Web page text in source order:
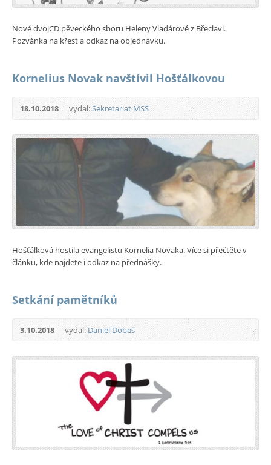
Nové dvojCD pěveckého sboru Heleny Vladárové z Břeclavi.
Pozvánka na křest a odkaz na objednávku.
Kornelius Novak navštívil Hošťálkovou
18.10.2018 vydal:Sekretariat MSS
Hošťálková hostila evangelistu Kornelia Novaka. Více si přečtěte v
článku, kde najdete i odkaz na přednášky.
Setkání pamětníků
3.10.2018 vydal: Daniel Dobeš